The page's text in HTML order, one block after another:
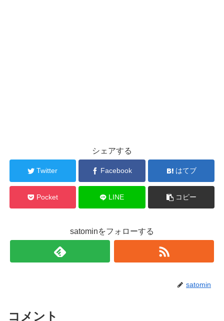
シェアする
Twitter Facebook はてブ
Pocket LINE コピー
satominをフォローする
satomin
コメント